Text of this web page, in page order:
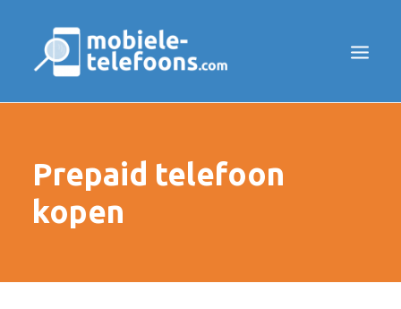
SIM ONLY
BLOG
SEARCH
Prepaid telefoon
kopen